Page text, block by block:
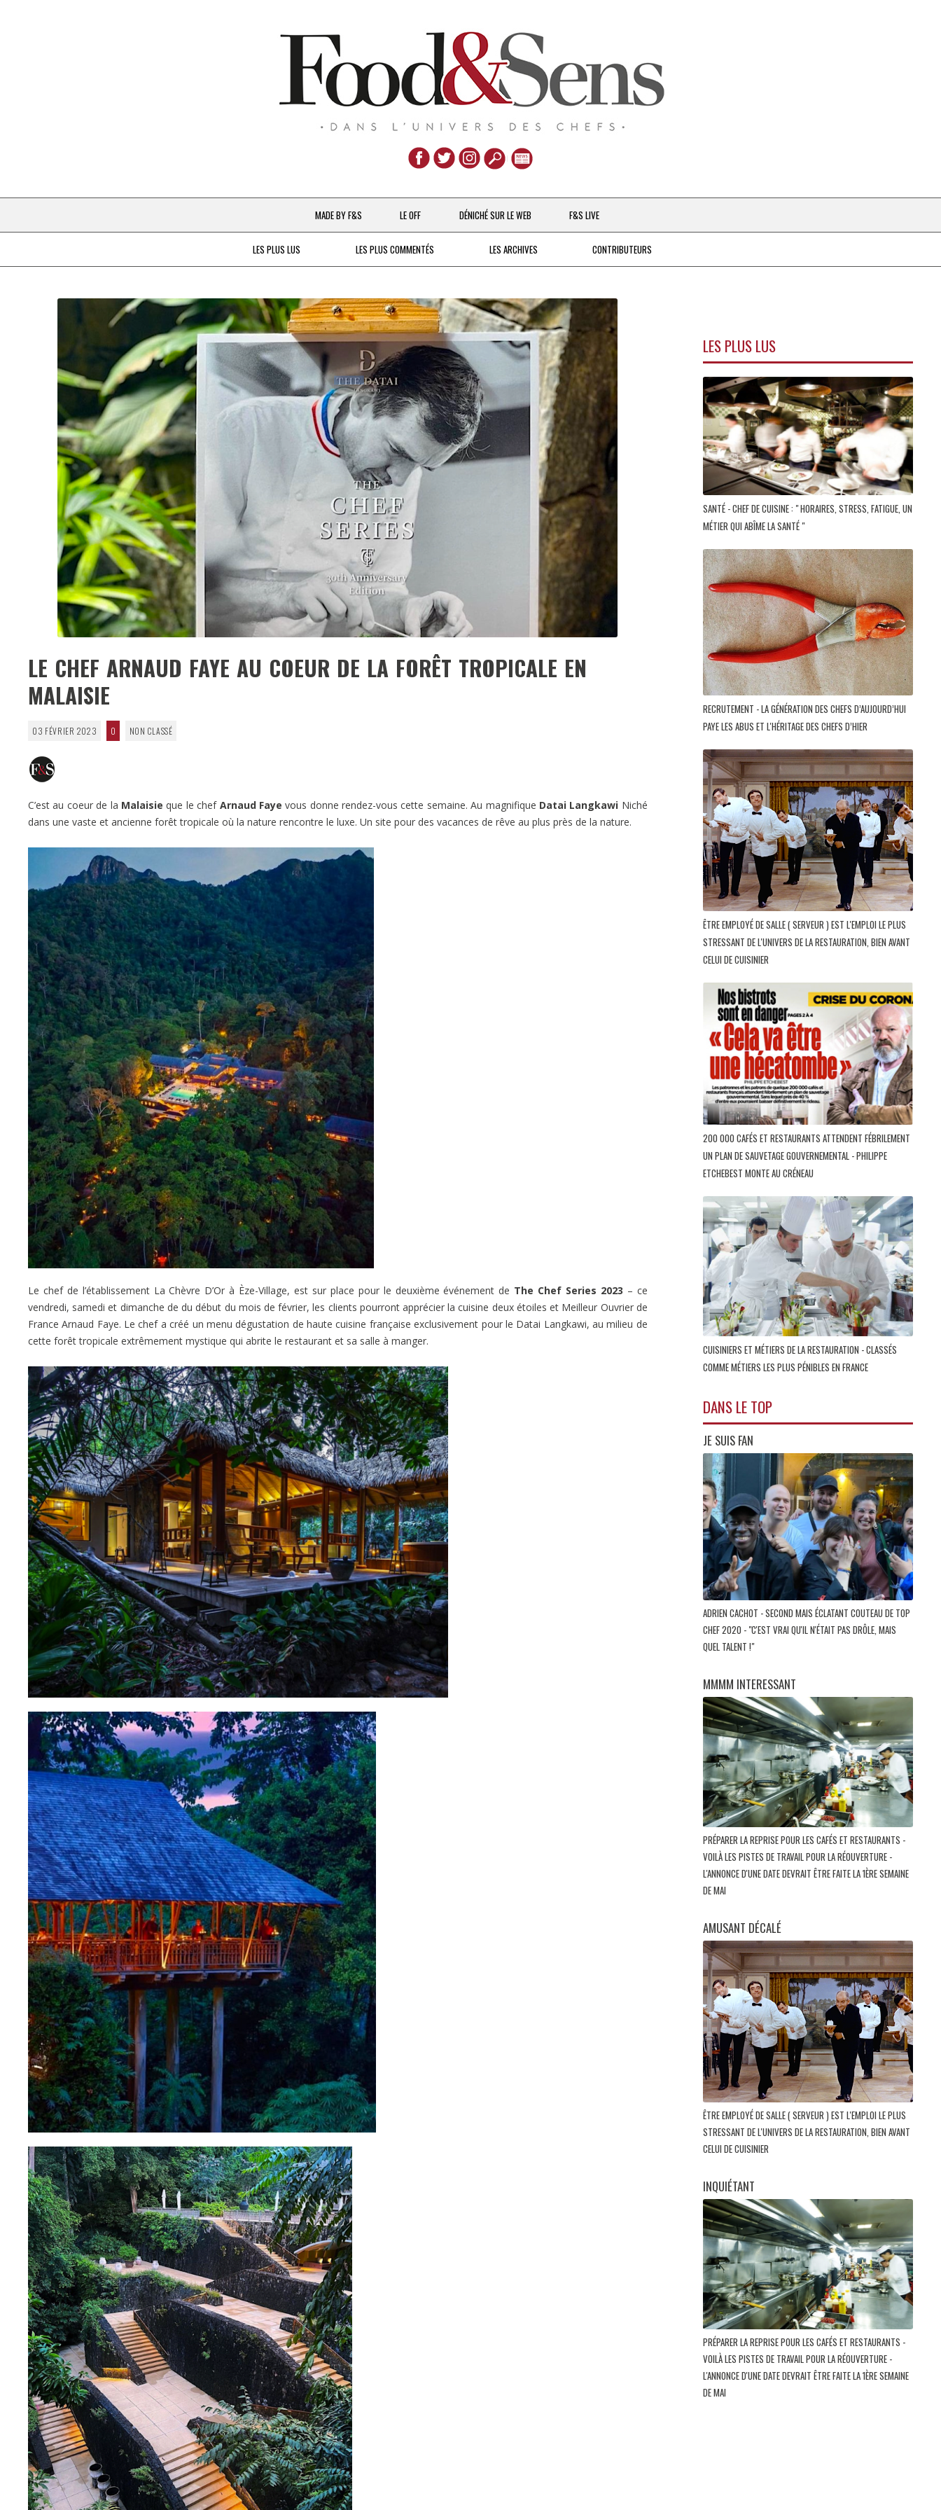
Aller
au
contenu
MADE BY F&S
CHEFS & ACTUALITÉS
À LA PETITE CUILLÈRE
DESTIN DE FEMME
V…DE VOYAGE
LE OFF DÉNICHÉ SUR LE WEB F&S LIVE
LES PLUS LUS LES PLUS COMMENTÉS LES ARCHIVES
DEPUIS 2016
CONTRIBUTEURS
LE CHEF ARNAUD FAYE AU COEUR DE LA FORÊT TROPICALE EN
MALAISIE
03 FÉVRIER 2023 0 NON CLASSÉ
C’est au coeur de la Malaisie que le chef Arnaud Faye vous donne rendez-vous cette semaine. Au magnifique Datai Langkawi Niché
dans une vaste et ancienne forêt tropicale où la nature rencontre le luxe. Un site pour des vacances de rêve au plus près de la nature.
Le chef de l’établissement La Chèvre D’Or à Èze-Village, est sur place pour le deuxième événement de The Chef Series 2023 – ce
vendredi, samedi et dimanche de du début du mois de février, les clients pourront apprécier la cuisine deux étoiles et Meilleur Ouvrier de
France Arnaud Faye. Le chef a créé un menu dégustation de haute cuisine française exclusivement pour le Datai Langkawi, au milieu de
cette forêt tropicale extrêmement mystique qui abrite le restaurant et sa salle à manger.
LES PLUS LUS
SANTÉ - CHEF DE CUISINE : " HORAIRES, STRESS, FATIGUE, UN
MÉTIER QUI ABÎME LA SANTÉ "
RECRUTEMENT - LA GÉNÉRATION DES CHEFS D’AUJOURD’HUI
PAYE LES ABUS ET L'HÉRITAGE DES CHEFS D’HIER
ÊTRE EMPLOYÉ DE SALLE ( SERVEUR ) EST L'EMPLOI LE PLUS
STRESSANT DE L'UNIVERS DE LA RESTAURATION, BIEN AVANT
CELUI DE CUISINIER
200 000 CAFÉS ET RESTAURANTS ATTENDENT FÉBRILEMENT
UN PLAN DE SAUVETAGE GOUVERNEMENTAL - PHILIPPE
ETCHEBEST MONTE AU CRÉNEAU
CUISINIERS ET MÉTIERS DE LA RESTAURATION - CLASSÉS
COMME MÉTIERS LES PLUS PÉNIBLES EN FRANCE
DANS LE TOP
JE SUIS FAN
ADRIEN CACHOT - SECOND MAIS ÉCLATANT COUTEAU DE TOP
CHEF 2020 - "C'EST VRAI QU'IL N'ÉTAIT PAS DRÔLE, MAIS
QUEL TALENT !"
MMMM INTERESSANT
PRÉPARER LA REPRISE POUR LES CAFÉS ET RESTAURANTS -
VOILÀ LES PISTES DE TRAVAIL POUR LA RÉOUVERTURE -
L'ANNONCE D'UNE DATE DEVRAIT ÊTRE FAITE LA 1ÈRE SEMAINE
DE MAI
AMUSANT DÉCALÉ
ÊTRE EMPLOYÉ DE SALLE ( SERVEUR ) EST L'EMPLOI LE PLUS
STRESSANT DE L'UNIVERS DE LA RESTAURATION, BIEN AVANT
CELUI DE CUISINIER
INQUIÉTANT
PRÉPARER LA REPRISE POUR LES CAFÉS ET RESTAURANTS -
VOILÀ LES PISTES DE TRAVAIL POUR LA RÉOUVERTURE -
L'ANNONCE D'UNE DATE DEVRAIT ÊTRE FAITE LA 1ÈRE SEMAINE
DE MAI